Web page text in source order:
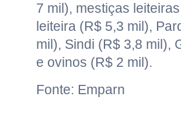
7 mil), mestiças
leiteira (R$ 5,3 mil),
mil), Sindi (R$ 3,8 mil),
e ovinos (R$ 2 mil).
Fonte: Emparn